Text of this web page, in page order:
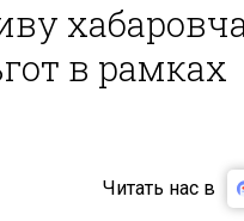
в рамках
Читать нас в